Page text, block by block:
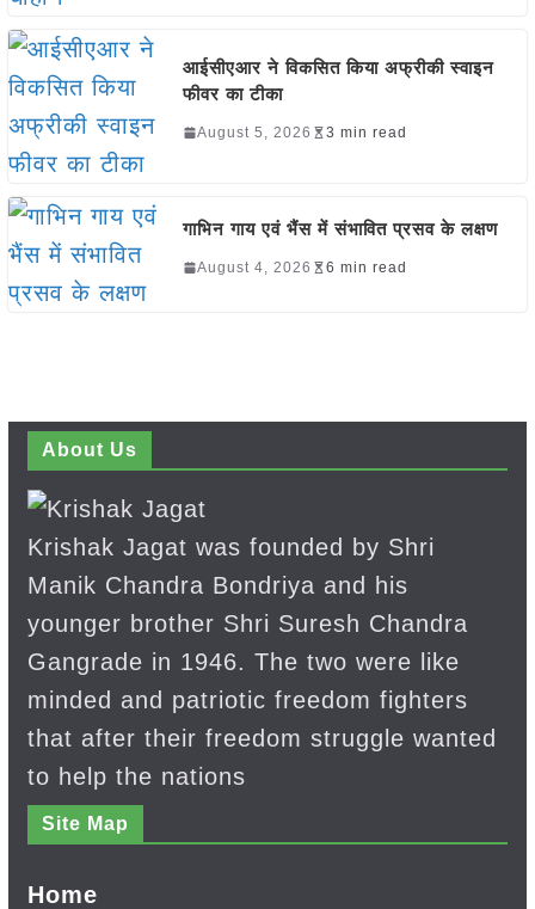
आईसीएआर ने विकसित किया अफ्रीकी स्वाइन
फीवर का टीका
August 5, 2026 3 min read
गाभिन गाय एवं भैंस में संभावित प्रसव के लक्षण
August 4, 2026 6 min read
About Us
Krishak Jagat was founded by Shri
Manik Chandra Bondriya and his
younger brother Shri Suresh Chandra
Gangrade in 1946. The two were like
minded and patriotic freedom fighters
that after their freedom struggle wanted
to help the nations
Site Map
Home